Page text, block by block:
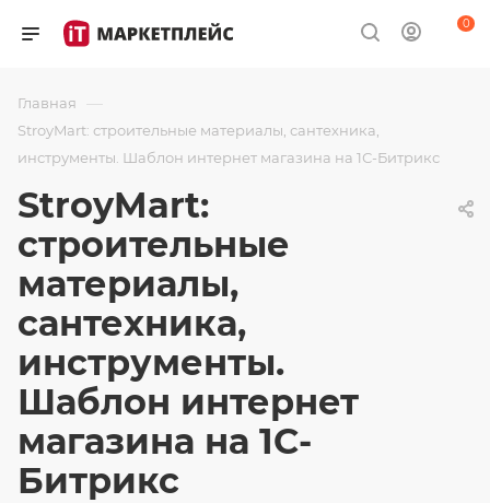
0
Главная —
StroyMart: строительные материалы, сантехника,
инструменты. Шаблон интернет магазина на 1С-Битрикс
StroyMart:
строительные
материалы,
сантехника,
инструменты.
Шаблон интернет
магазина на 1С-
Битрикс